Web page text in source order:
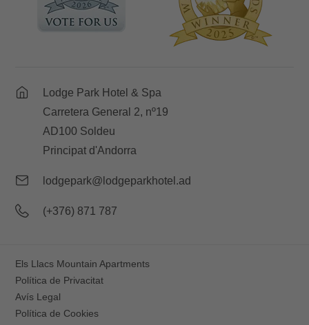
Lodge Park Hotel & Spa
Carretera General 2, nº19
AD100 Soldeu
Principat d'Andorra
lodgepark@lodgeparkhotel.ad
(+376) 871 787
Els Llacs Mountain Apartments
Política de Privacitat
Avís Legal
Política de Cookies